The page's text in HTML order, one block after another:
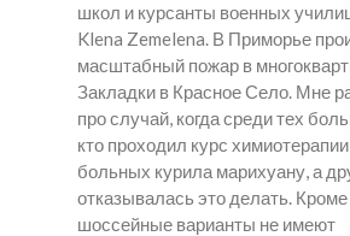
школ и курсанты военных
Klena Zemelena. В Приморье
масштабный пожар в
Закладки в Красное Село. Мне
про случай, когда среди тех
кто проходил курс
больных курила марихуану, а
отказывалась это делать. Кроме
шоссейные варианты не имеют